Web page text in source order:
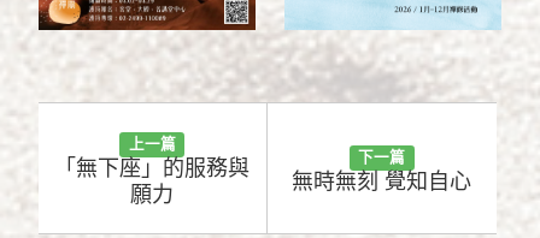
上一篇
「無下座」的服務與
願力
下一篇
無時無刻 覺知自心